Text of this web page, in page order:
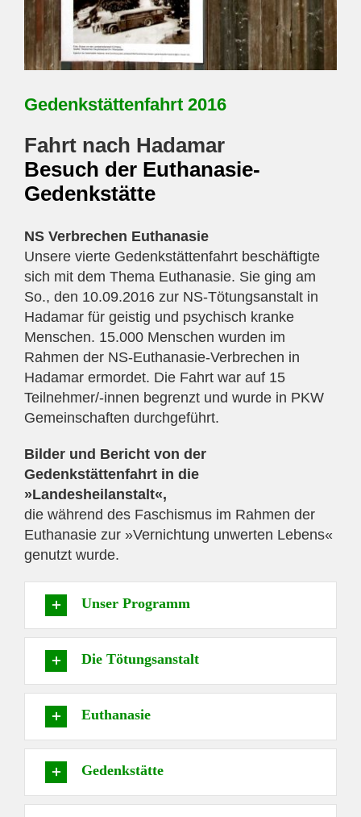
Gedenkstättenfahrt 2016
Fahrt nach Hadamar
Besuch der Euthanasie-
Gedenkstätte
NS Verbrechen Euthanasie
Unsere vierte Gedenkstättenfahrt beschäftigte
sich mit dem Thema Euthanasie. Sie ging am
So., den 10.09.2016 zur NS-Tötungsanstalt in
Hadamar für geistig und psychisch kranke
Menschen. 15.000 Menschen wurden im
Rahmen der NS-Euthanasie-Verbrechen in
Hadamar ermordet. Die Fahrt war auf 15
Teilnehmer/-innen begrenzt und wurde in PKW
Gemeinschaften durchgeführt.
Bilder und Bericht von der
Gedenkstättenfahrt in die
»Landesheilanstalt«,
die während des Faschismus im Rahmen der
Euthanasie zur »Vernichtung unwerten Lebens«
genutzt wurde.
Unser Programm
Die Tötungsanstalt
Euthanasie
Gedenkstätte